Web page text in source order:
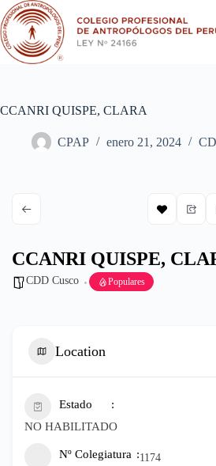
Saltar
al
contenido
CCANRI QUISPE, CLARA
CPAP enero 21, 2024
CCANRI QUISPE,
CDD Cusco Populares
Location
Estado
NO HABILITADO
Nº Colegiatura 1174